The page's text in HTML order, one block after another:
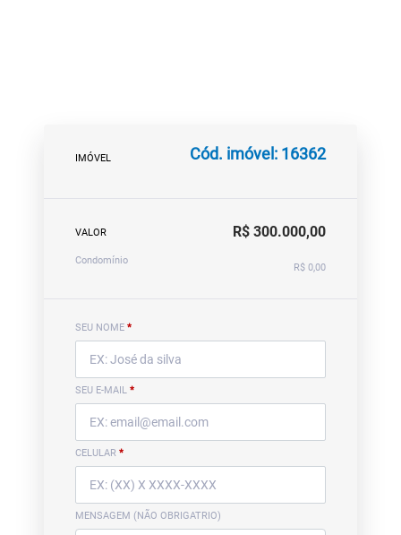
IMÓVEL Cód. imóvel: 16362
VALOR R$ 300.000,00
Condomínio
R$ 0,00
SEU NOME *
SEU E-MAIL *
CELULAR *
MENSAGEM (NÃO OBRIGATRIO)